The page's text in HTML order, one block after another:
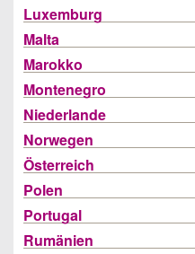
Luxemburg
Malta
Marokko
Montenegro
Niederlande
Norwegen
Österreich
Polen
Portugal
Rumänien